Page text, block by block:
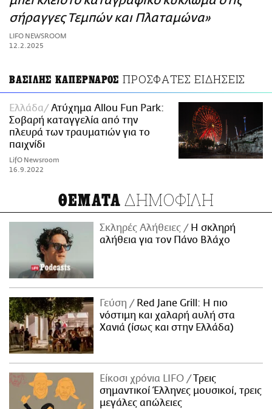
ΑΜΠΑ
PRINT
σήραγγες Τεμπών και Πλαταμώνα»
LIFO NEWSROOM
12.2.2025
ΒΑΣΙΛΗΣ ΚΑΠΕΡΝΑΡΟΣ ΠΡΟΣΦΑΤΕΣ ΕΙΔΗΣΕΙΣ
Ελλάδα
Ατύχημα Allou Fun Park:
Σοβαρή καταγγελία από την
πλευρά των τραυματιών για το
παιχνίδι
LifO Newsroom
16.9.2022
ΘΕΜΑΤΑ ΔΗΜΟΦΙΛΗ
Σκληρές Αλήθειες
H σκληρή
αλήθεια για τον Πάνο Βλάχο
Γεύση
Red Jane Grill: Η πιο
νόστιμη και χαλαρή αυλή στα
Χανιά (ίσως και στην Ελλάδα)
Είκοσι χρόνια LIFO
Tρεις
σημαντικοί Έλληνες μουσικοί, τρεις
μεγάλες απώλειες